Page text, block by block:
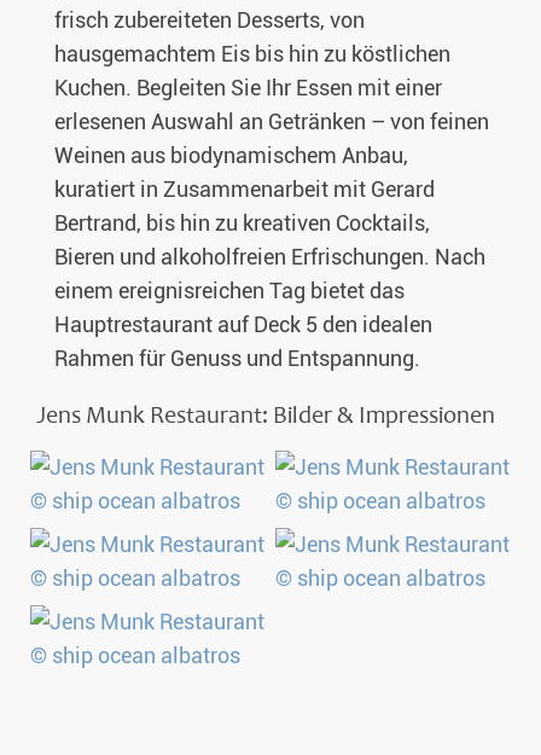
frisch zubereiteten Desserts, von
hausgemachtem Eis bis hin zu köstlichen
Kuchen. Begleiten Sie Ihr Essen mit einer
erlesenen Auswahl an Getränken – von feinen
Weinen aus biodynamischem Anbau,
kuratiert in Zusammenarbeit mit Gerard
Bertrand, bis hin zu kreativen Cocktails,
Bieren und alkoholfreien Erfrischungen. Nach
einem ereignisreichen Tag bietet das
Hauptrestaurant auf Deck 5 den idealen
Rahmen für Genuss und Entspannung.
Jens Munk Restaurant: Bilder & Impressionen